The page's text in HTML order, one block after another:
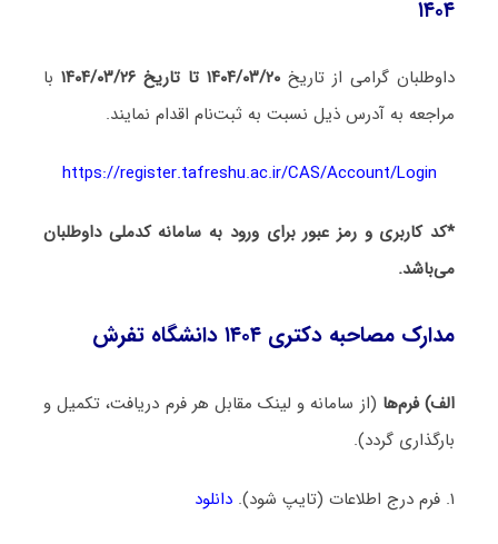
۱۴۰۴
داوطلبان گرامی از تاریخ ۱۴۰۴/۰۳/۲۰ تا تاریخ ۱۴۰۴/۰۳/۲۶
با
مراجعه به آدرس ذیل نسبت به ثبت‌نام اقدام نمایند.
https://register.tafreshu.ac.ir/CAS/Account/Login
*کد کاربری و رمز عبور برای ورود به سامانه کدملی داوطلبان
می‌باشد.
مدارک مصاحبه دکتری ۱۴۰۴ دانشگاه تفرش
الف) فرم‌ها (از سامانه و لینک مقابل هر فرم دریافت، تکمیل و
بارگذاری گردد).
۱. فرم درج اطلاعات (تایپ شود). دانلود